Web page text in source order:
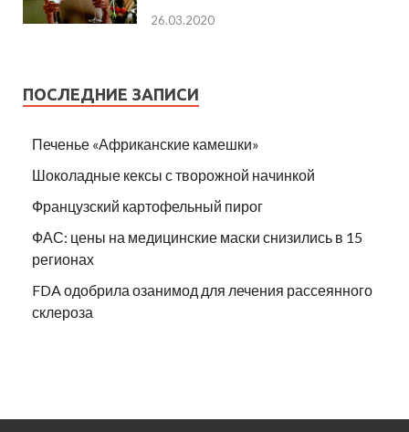
26.03.2020
ПОСЛЕДНИЕ ЗАПИСИ
Печенье «Африканские камешки»
Шоколадные кексы с творожной начинкой
Французский картофельный пирог
ФАС: цены на медицинские маски снизились в 15
регионах
FDA одобрила озанимод для лечения рассеянного
склероза